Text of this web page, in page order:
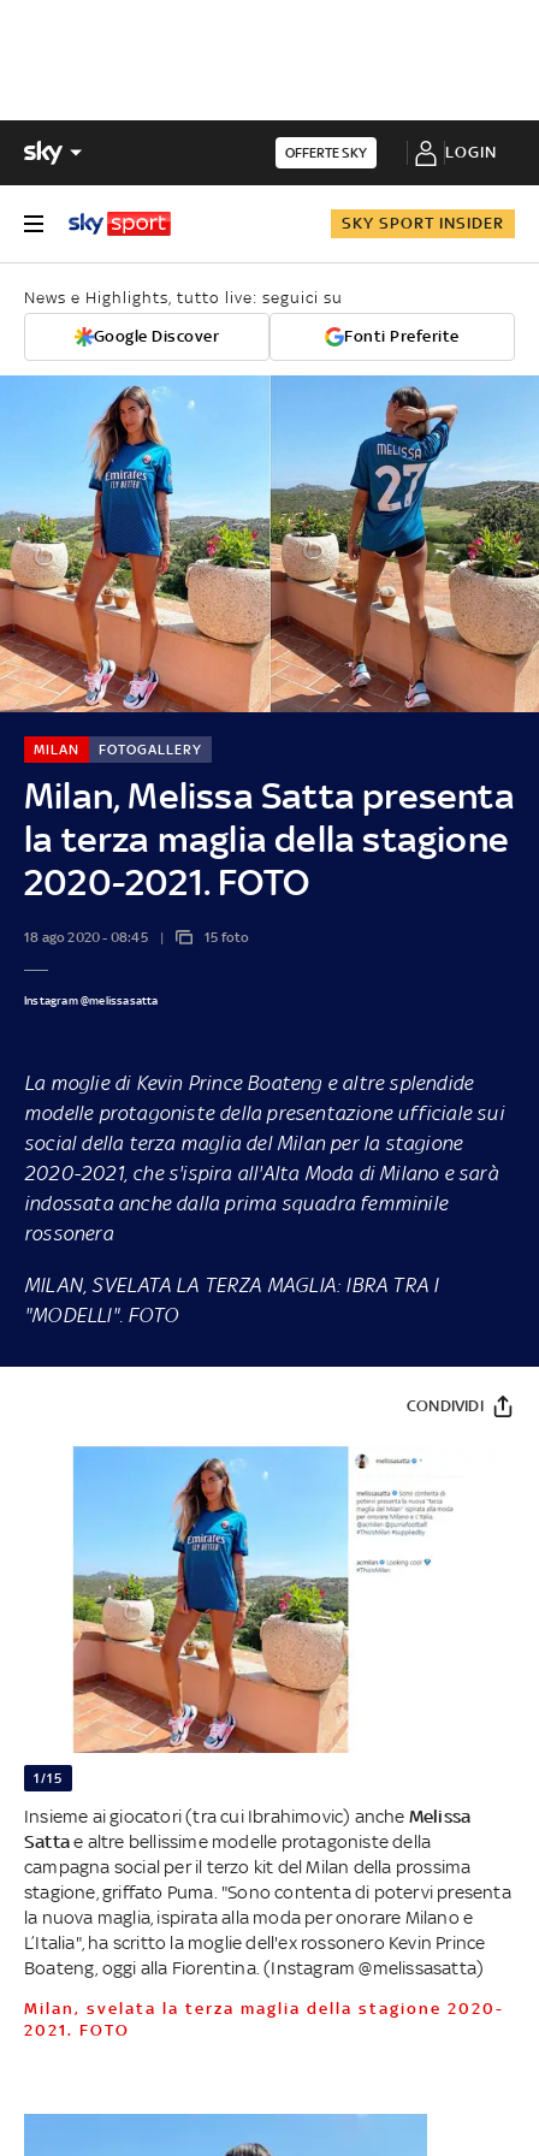
OFFERTE SKY LOGIN
SKY SPORT INSIDER
News e Highlights, tutto live: seguici su
Google Discover Fonti Preferite
Milan, Melissa Satta presenta
la terza maglia della stagione
2020-2021. FOTO
MILAN FOTOGALLERY
18 ago 2020 - 08:45 15 foto
Instagram @melissasatta
La moglie di Kevin Prince Boateng e altre splendide
modelle protagoniste della presentazione ufficiale sui
social della terza maglia del Milan per la stagione
2020-2021, che s'ispira all'Alta Moda di Milano e sarà
indossata anche dalla prima squadra femminile
rossonera
MILAN, SVELATA LA TERZA MAGLIA: IBRA TRA I
"MODELLI". FOTO
CONDIVIDI
1/15
Insieme ai giocatori (tra cui Ibrahimovic) anche Melissa
Sattae altre bellissime modelle protagoniste della
campagna social per il terzo kit del Milan della prossima
stagione, griffato Puma. "Sono contenta di potervi presenta
la nuova maglia, ispirata alla moda per onorare Milano e
L’Italia", ha scritto la moglie dell'ex rossonero Kevin Prince
Boateng, oggi alla Fiorentina. (Instagram @melissasatta)
Milan, svelata la terza maglia della stagione 2020-
2021. FOTO